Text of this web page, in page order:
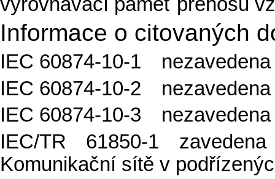
Informace o citovaných
IEC 60874-10-1 nezavedena
IEC 60874-10-2 nezavedena
IEC 60874-10-3 nezavedena
IEC/TR 61850-1
Komunikační sítě v